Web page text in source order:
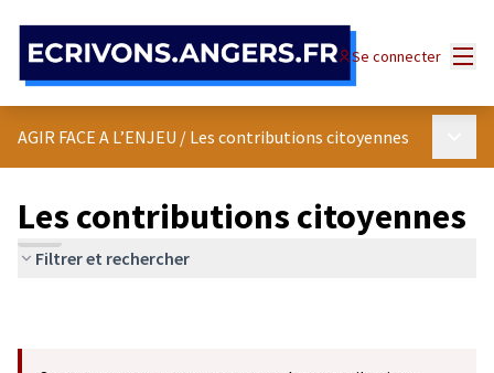
Se connecter
AGIR FACE A L’ENJEU / Les contributions citoyennes
Les contributions citoyennes
Filtrer et rechercher